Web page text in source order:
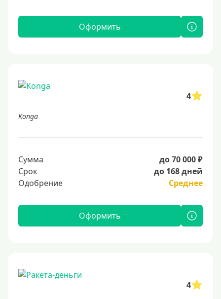
Оформить
4
Konga
Сумма
до 70 000 ₽
Срок
до 168 дней
Одобрение
Среднее
Оформить
4